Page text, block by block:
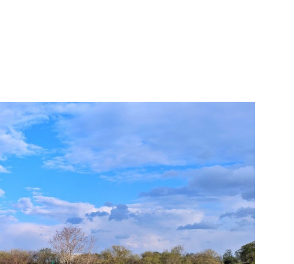
ス修正と軌道改善ドリルで即効改善！